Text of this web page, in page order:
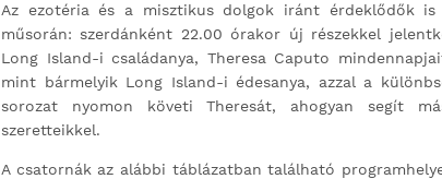
Az ezotéria és a misztikus dolgok iránt érdeklődők is
műsorán: szerdánként 22.00 órakor új részekkel
Long Island-i családanya, Theresa Caputo
mint bármelyik Long Island-i édesanya, azzal a
sorozat nyomon követi Theresát, ahogyan segít
szeretteikkel.
A csatornák az alábbi táblázatban található